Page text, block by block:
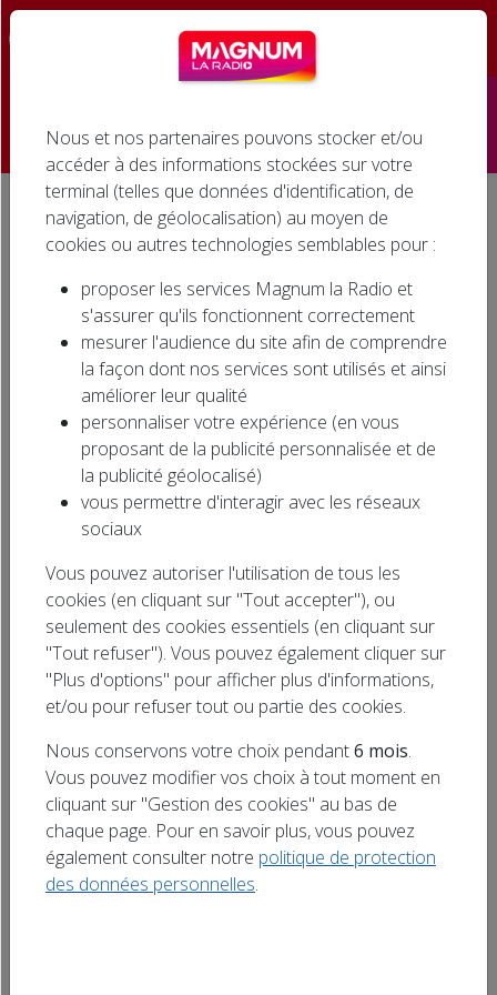
Accueil
Émissions
Infos
Agenda
Jeux
Cinéma
Rechercher
Nous et nos partenaires pouvons stocker et/ou
accéder à des informations stockées sur votre
terminal (telles que données d'identification, de
navigation, de géolocalisation) au moyen de
cookies ou autres technologies semblables pour :
proposer les services Magnum la Radio et
s'assurer qu'ils fonctionnent correctement
mesurer l'audience du site afin de comprendre
la façon dont nos services sont utilisés et ainsi
améliorer leur qualité
personnaliser votre expérience (en vous
proposant de la publicité personnalisée et de
la publicité géolocalisé)
vous permettre d'interagir avec les réseaux
sociaux
Vous pouvez autoriser l'utilisation de tous les
cookies (en cliquant sur "Tout accepter"), ou
seulement des cookies essentiels (en cliquant sur
"Tout refuser"). Vous pouvez également cliquer sur
"Plus d'options" pour afficher plus d'informations,
et/ou pour refuser tout ou partie des cookies.
Nous conservons votre choix pendant6 mois.
Vous pouvez modifier vos choix à tout moment en
cliquant sur "Gestion des cookies" au bas de
chaque page. Pour en savoir plus, vous pouvez
également consulter notre politique de protection
des données personnelles.
Accueil L'info en direct Les Françaises battues par les Allemandes en demi-finale du Mondial de handball
Les Françaises battues par
les Allemandes en demi-
finale du Mondial de
handball
Les tenantes du titre s’inclinent 29-23 et ne
conserveront pas leur couronne.
Les tenantes du titre s’inclinent 29-23 et ne
conserveront pas leur couronne.
L'info en direct